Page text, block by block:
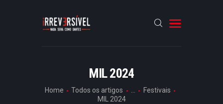
MIL 2024
Home Todos os artigos ...
Festivais
MIL 2024
CRÓNICAS